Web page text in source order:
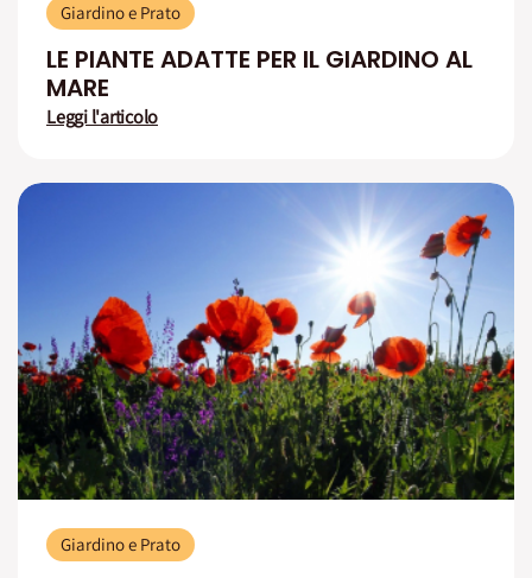
Giardino e Prato
LE PIANTE ADATTE PER IL GIARDINO AL
MARE
Leggi l'articolo
Giardino e Prato